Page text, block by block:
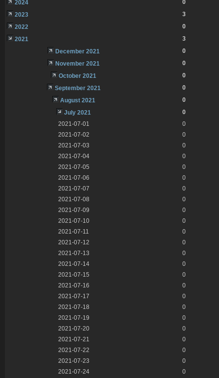
2024
0
2023
3
2022
0
2021
3
December 2021
0
November 2021
0
October 2021
0
September 2021
0
August 2021
0
July 2021
0
2021-07-01
0
2021-07-02
0
2021-07-03
0
2021-07-04
0
2021-07-05
0
2021-07-06
0
2021-07-07
0
2021-07-08
0
2021-07-09
0
2021-07-10
0
2021-07-11
0
2021-07-12
0
2021-07-13
0
2021-07-14
0
2021-07-15
0
2021-07-16
0
2021-07-17
0
2021-07-18
0
2021-07-19
0
2021-07-20
0
2021-07-21
0
2021-07-22
0
2021-07-23
0
2021-07-24
0